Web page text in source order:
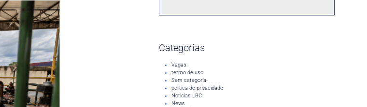
Categorias
Vagas
termo de uso
Sem categoria
politica de privacidade
Noticias LBC
News